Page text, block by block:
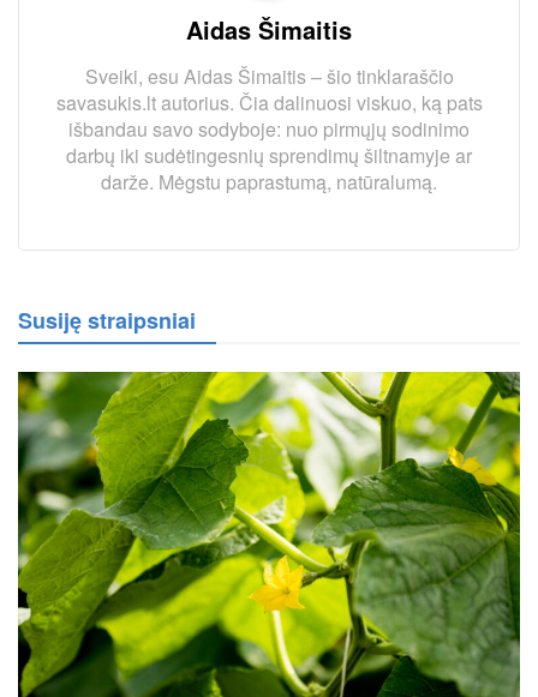
Aidas Šimaitis
Sveiki, esu Aidas Šimaitis – šio tinklaraščio
savasukis.lt autorius. Čia dalinuosi viskuo, ką pats
išbandau savo sodyboje: nuo pirmųjų sodinimo
darbų iki sudėtingesnių sprendimų šiltnamyje ar
darže. Mėgstu paprastumą, natūralumą.
Susiję straipsniai